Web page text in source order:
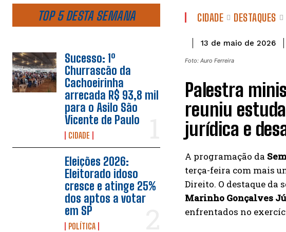
TOP 5 DESTA SEMANA
Sucesso: 1º
Churrascão da
Cachoeirinha
arrecada R$ 93,8 mil
para o Asilo São
Vicente de Paulo
CIDADE
Eleições 2026:
Eleitorado idoso
cresce e atinge 25%
dos aptos a votar
em SP
POLÍTICA
CIDADE DESTAQUES
13 de maio de 2026
Foto: Auro Ferreira
Palestra
reuniu
jurídica e
A programação da
terça-feira com mais
Direito. O destaque da
Marinho Gonçalves
enfrentados no